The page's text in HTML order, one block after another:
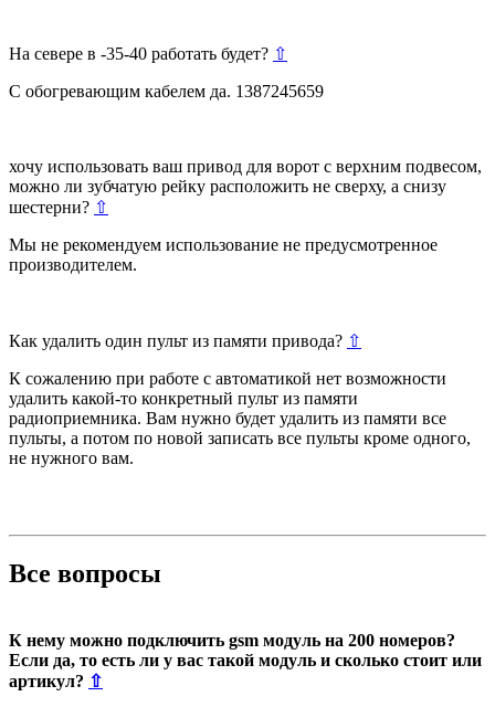
На севере в -35-40 работать будет? ⇧
С обогревающим кабелем да. 1387245659
хочу использовать ваш привод для ворот с верхним подвесом,
можно ли зубчатую рейку расположить не сверху, а снизу
шестерни? ⇧
Мы не рекомендуем использование не предусмотренное
производителем.
Как удалить один пульт из памяти привода? ⇧
К сожалению при работе с автоматикой нет возможности
удалить какой-то конкретный пульт из памяти
радиоприемника. Вам нужно будет удалить из памяти все
пульты, а потом по новой записать все пульты кроме одного,
не нужного вам.
Все вопросы
К нему можно подключить gsm модуль на 200 номеров?
Если да, то есть ли у вас такой модуль и сколько стоит или
артикул? ⇧